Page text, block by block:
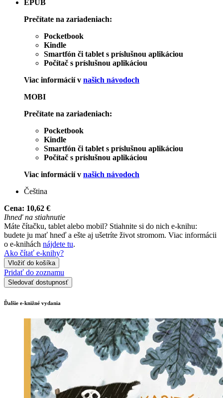
EPUB
Prečítate na zariadeniach:
Pocketbook
Kindle
Smartfón či tablet s príslušnou aplikáciou
Počítač s príslušnou aplikáciou
Viac informácií v našich návodoch
MOBI
Prečítate na zariadeniach:
Pocketbook
Kindle
Smartfón či tablet s príslušnou aplikáciou
Počítač s príslušnou aplikáciou
Viac informácií v našich návodoch
Čeština
Cena: 10,62 €
Ihneď na stiahnutie
Máte čítačku, tablet alebo mobil? Stiahnite si do nich e-knihu:
budete ju mať hneď a ešte aj ušetríte život stromom. Viac informácii
o e-knihách nájdete tu.
Ako čítať e-knihy?
Vložiť do košíka
Pridať do zoznamu
Sledovať dostupnosť
Ďalšie e-knižné vydania